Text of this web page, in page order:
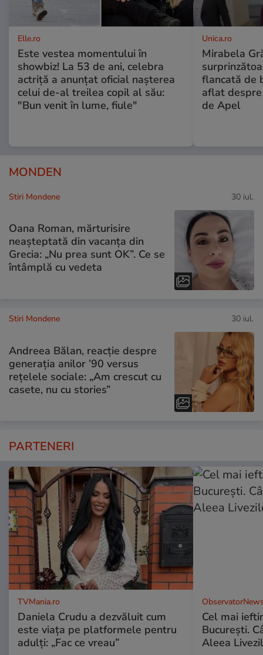
Elle.ro
Este vestea momentului în
showbiz! La 53 de ani, celebra
actriță a anunțat oficial nașterea
celui de-al treilea copil al său:
"Bun venit în lume, fiule"
Unica.ro
Mirabela
flancată de
aflat
de Apel
MONDEN
Stiri Mondene 30 iul.
Oana Roman, mărturisire
neașteptată din vacanța din
Grecia: „Nu prea sunt OK”. Ce se
întâmplă cu vedeta
Stiri Mondene 30 iul.
Andreea Bălan, reacție despre
generația anilor ’90 versus
rețelele sociale: „Am crescut cu
casete, nu cu stories”
PARTENERI
TVMania.ro
Daniela Crudu a dezvăluit cum
este viața pe platformele pentru
adulți: „Fac ce vreau”
Cel mai
Bucureşti.
Aleea